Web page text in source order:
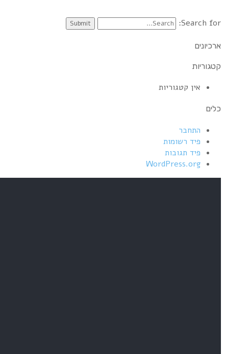
Search for:
ארכיונים
קטגוריות
אין קטגוריות
כלים
התחבר
פיד רשומות
פיד תגובות
WordPress.org